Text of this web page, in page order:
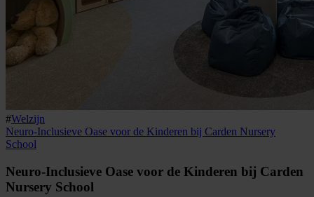
#Welzijn
Neuro-Inclusieve Oase voor de Kinderen bij Carden Nursery
School
Neuro-Inclusieve Oase voor de Kinderen bij Carden
Nursery School